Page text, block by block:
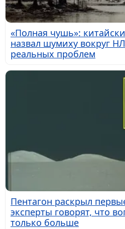
«Полная чушь»:
назвал шумиху вокруг
реальных проблем
Пентагон раскрыл
эксперты говорят, что
только больше